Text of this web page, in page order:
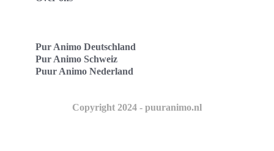
Pur Animo Deutschland
Pur Animo Schweiz
Puur Animo Nederland
Copyright 2024 - puuranimo.nl